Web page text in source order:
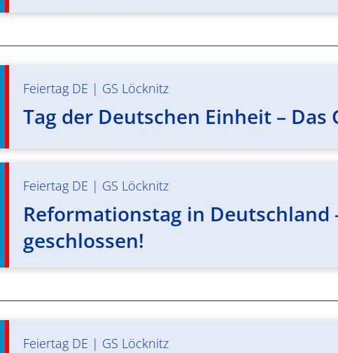
Feiertag DE | GS Löcknitz
Tag der Deutschen Einheit –
Feiertag DE | GS Löcknitz
Reformationstag in Deutschland
geschlossen!
Feiertag DE | GS Löcknitz